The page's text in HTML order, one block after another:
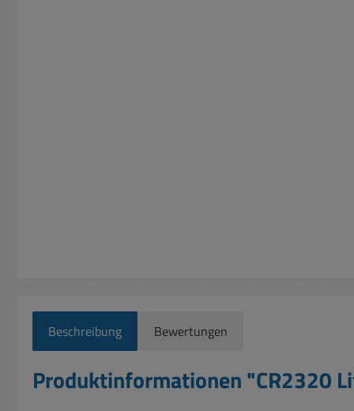
Beschreibung Bewertungen
Produktinformationen "CR2320